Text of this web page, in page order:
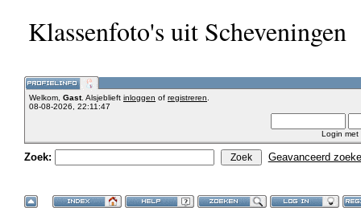
Klassenfoto's uit Scheveningen
Welkom, Gast. Alsjeblieft inloggen of registreren
08-08-2026, 22:11:47
Login met
Zoek: Geavanceerd